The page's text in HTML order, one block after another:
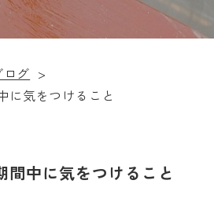
ログ >
に気をつけること
間中に気をつけること